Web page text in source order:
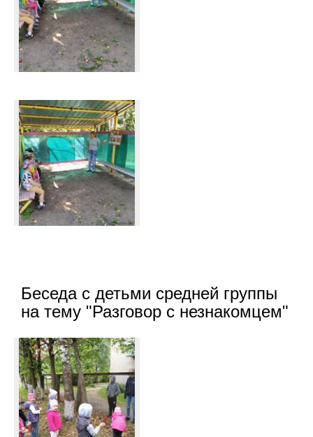
Беседа с детьми средней группы
на тему "Разговор с незнакомцем"